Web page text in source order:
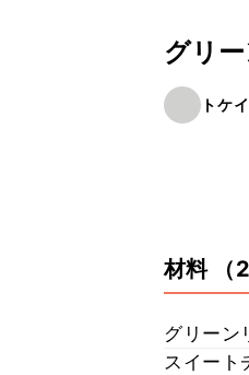
グリ
トケ
材料 （
グリーン
スイート